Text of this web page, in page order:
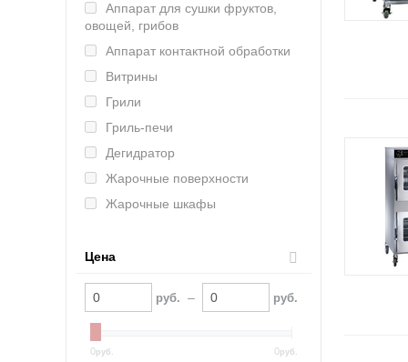
Tatra (Турция)
MKN (Германия)
Марихолодмаш (Россия)
Atesy (Россия)
Abat (Чувашторгтехника)
Vesta (Россия)
RETIGO (ЧЕхия)
Онега (Россия)
Smeg (Италия)
Челябторгтехника
KOCATEQ (Южная Корея)
ЦМИ
Аппарат для сушки фруктов,
овощей, грибов
Аппарат контактной обработки
Витрины
Грили
Гриль-печи
Дегидратор
Жарочные поверхности
Жарочные шкафы
Камень лавовый
Камера расстоечная
Кипятильники
Котлы пищеварочные
Цена
руб. – руб.
0руб. 0руб.